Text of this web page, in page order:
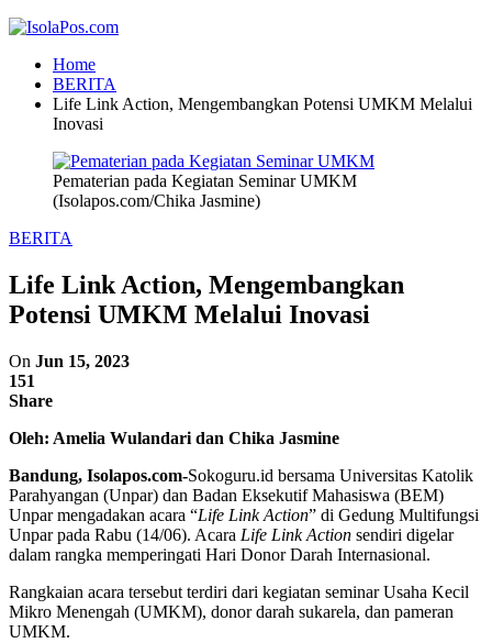
Home
BERITA
Life Link Action, Mengembangkan Potensi UMKM Melalui
Inovasi
Pematerian pada Kegiatan Seminar UMKM
(Isolapos.com/Chika Jasmine)
BERITA
Life Link Action, Mengembangkan
Potensi UMKM Melalui Inovasi
On Jun 15, 2023
151
Share
Oleh: Amelia Wulandari dan Chika Jasmine
Bandung, Isolapos.com-Sokoguru.id bersama Universitas Katolik
Parahyangan (Unpar) dan Badan Eksekutif Mahasiswa (BEM)
Unpar mengadakan acara “Life Link Action” di Gedung Multifungsi
Unpar pada Rabu (14/06). Acara Life Link Action sendiri digelar
dalam rangka memperingati Hari Donor Darah Internasional.
Rangkaian acara tersebut terdiri dari kegiatan seminar Usaha Kecil
Mikro Menengah (UMKM), donor darah sukarela, dan pameran
UMKM.